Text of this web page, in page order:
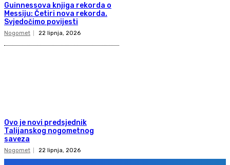
Guinnessova knjiga rekorda o
Messiju: Četiri nova rekorda.
Svjedočimo povijesti
Nogomet 22 lipnja, 2026
Ovo je novi predsjednik
Talijanskog nogometnog
saveza
Nogomet 22 lipnja, 2026